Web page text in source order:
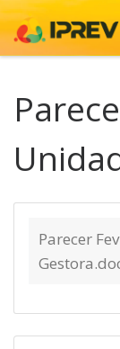
Skip to
Parecer